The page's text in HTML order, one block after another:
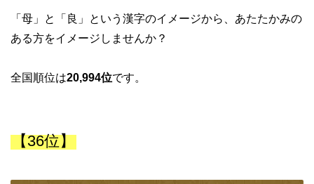
「母」と「良」という漢字のイメージから、あたたかみの
ある方をイメージしませんか？
全国順位は20,994位です。
【36位】